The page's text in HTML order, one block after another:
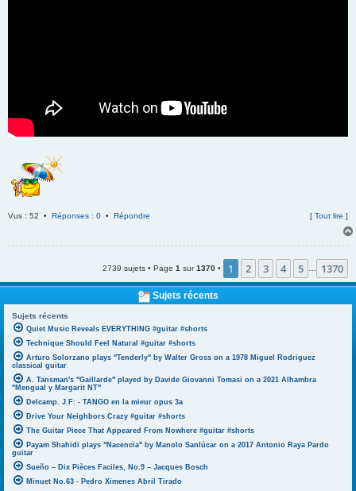
Vus : 52 • Réponses : 0 • Répondre [ Tout lire ]
2739 sujets • Page 1 sur1370 • 1 2 3 4 5 1370
Sujets récents
Sujets récents
Quiet Music Reveals EVERYTHING #guitar #shorts
Technique Should Feel Natural #guitar #shorts
Arturo Solorzano plays "Tenderly" by Walter Gross on a 1978 Miguel Rodriguez
classical guitar
A. Tansman's "Gaillarde" played by Davide Giovanni Tomasi on a 2021 Alhambra
"Mengual y Margarit NT"
Delcamp. J.F: - TANGO en la mieur opus 3a
Drive Your Neighbors Crazy #guitar #shorts
The Guitar Piece That Appeared From Nowhere #guitar #shorts
Payam Shahidi plays "Nacencia" by Manolo Sanlúcar on a 2017 Antonio Raya Pardo
guitar
Sueño – Dix Pièces Faciles, No.9 – Jacques Bosch
Minuet No.63 - Pedro Ximenes Abril Tirado